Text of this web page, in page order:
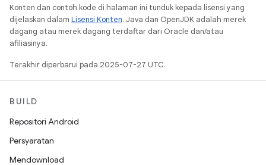
Konten dan contoh kode di halaman ini tunduk kepada lisensi yang
dijelaskan dalam Lisensi Konten. Java dan OpenJDK adalah merek
dagang atau merek dagang terdaftar dari Oracle dan/atau
afiliasinya.
Terakhir diperbarui pada 2025-07-27 UTC.
BUILD
Repositori Android
Persyaratan
Mendownload